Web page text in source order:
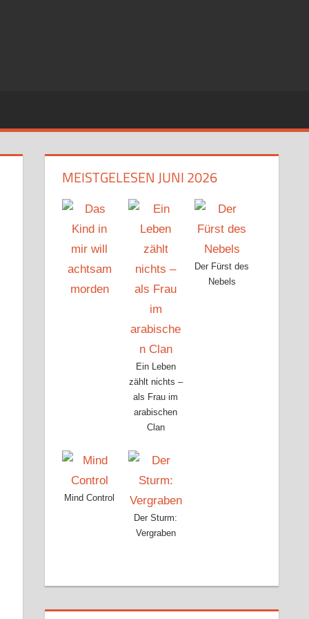
MEISTGELESEN JUNI 2026
Ein Leben
zählt nichts –
als Frau im
arabischen
Clan
Der Fürst des
Nebels
Mind Control
Der Sturm:
Vergraben